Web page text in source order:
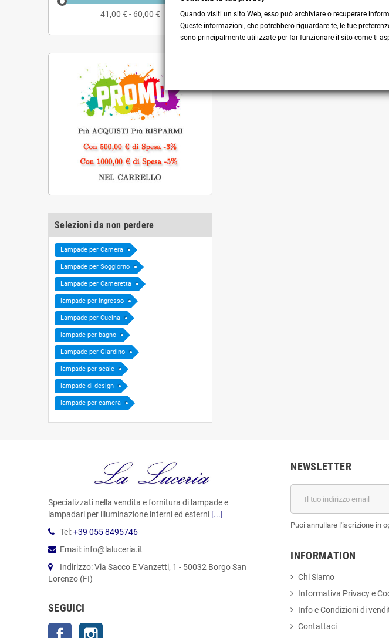
41,00 € - 60,00 €
Selezioni da non perdere
Lampade per Camera
Lampade per Soggiorno
Lampade per Cameretta
lampade per ingresso
Lampade per Cucina
lampade per bagno
Lampade per Giardino
lampade per scale
lampade di design
lampade per camera
Specializzati nella vendita e fornitura di lampade e
lampadari per illuminazione interni ed esterni [...]
Tel:+39 055 8495746
Email: info@laluceria.it
Indirizzo: Via Sacco E Vanzetti, 1 - 50032 Borgo San
Lorenzo (FI)
SEGUICI
Facebook
NEWSLETTER
Puoi annullare l'iscrizione in
INFORMATION
Chi Siamo
Informativa Privacy e
Info e Condizioni di
Contattaci
Quando visiti un sito Web, esso può archiviare o recuperare
Queste informazioni, che potrebbero riguardare te, le tue
sono principalmente utilizzate per far funzionare il sito come ti